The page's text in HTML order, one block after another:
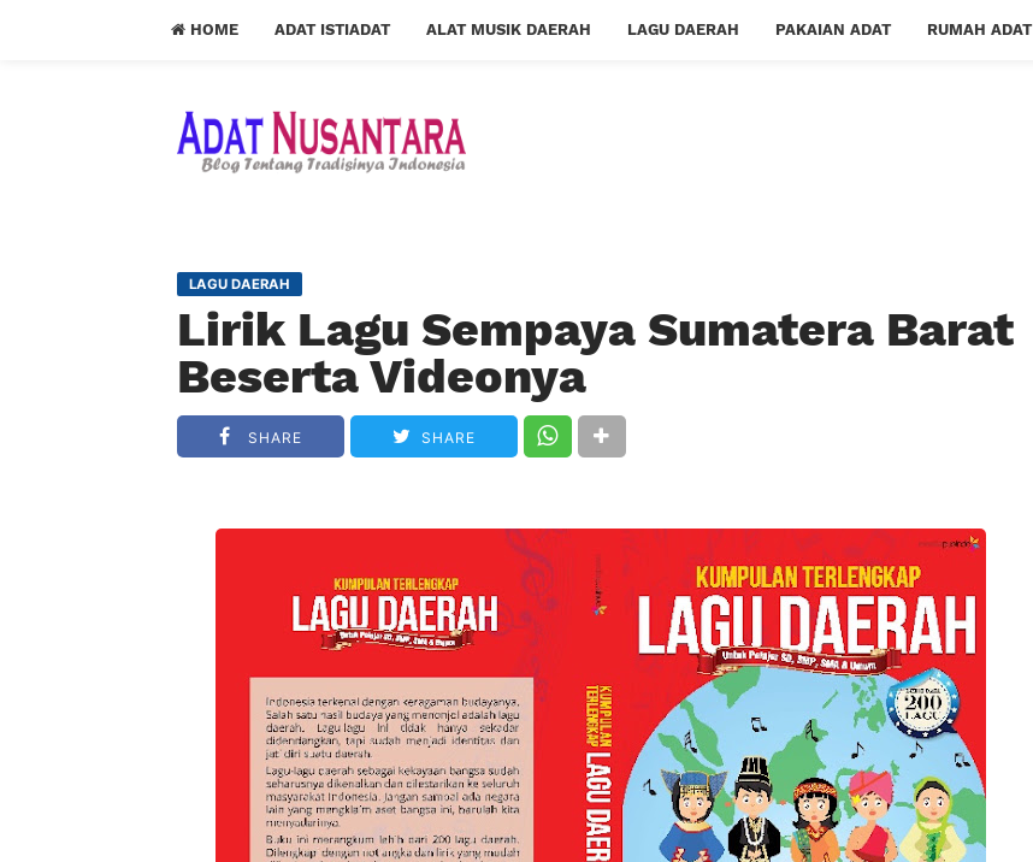
HOME ADAT ISTIADAT ALAT MUSIK DAERAH LAGU DAERAH PAKAIAN ADAT RUMAH ADAT
LAGU DAERAH
Lirik Lagu Sempaya Sumatera Barat
Beserta Videonya
SHARE SHARE